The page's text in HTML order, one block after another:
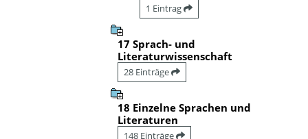
1 Eintrag
17 Sprach- und
Literaturwissenschaft
28 Einträge
18 Einzelne Sprachen und
Literaturen
148 Einträge